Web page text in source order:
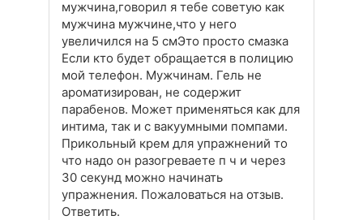
мужчина,говорил я тебе советую как
мужчина мужчине,что у него
увеличился на 5 смЭто просто смазка
Если кто будет обращается в полицию
мой телефон. Мужчинам. Гель не
ароматизирован, не содержит
парабенов. Может применяться как для
интима, так и с вакуумными помпами.
Прикольный крем для упражнений то
что надо он разогреваете п ч и через
30 секунд можно начинать
упражнения. Пожаловаться на отзыв.
Ответить.